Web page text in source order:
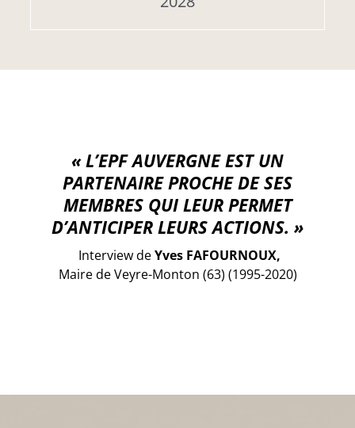
« L’EPF AUVERGNE EST UN
PARTENAIRE PROCHE DE SES
MEMBRES QUI LEUR PERMET
D’ANTICIPER LEURS ACTIONS. »
Interview deYves FAFOURNOUX,
Maire de Veyre-Monton (63) (1995-2020)